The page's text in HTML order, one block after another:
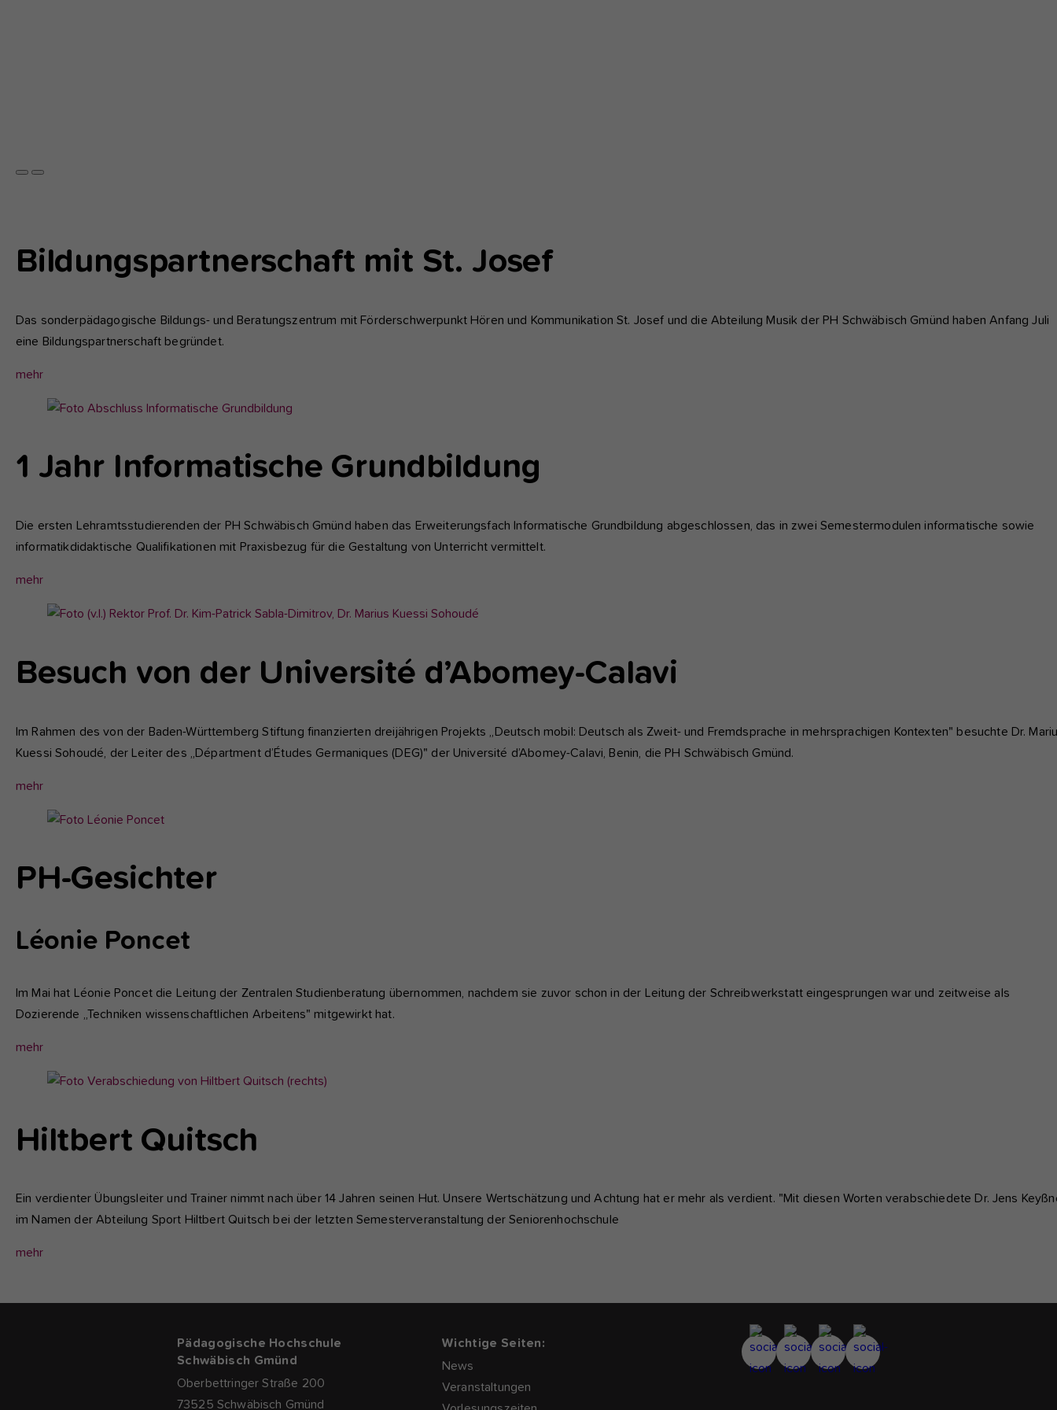
Previous
Next
Bildungspartnerschaft mit St. Josef
Das sonderpädagogische Bildungs- und Beratungszentrum mit Förderschwerpunkt Hören und Kommunikation St. Josef und die Abteilung Musik der PH Schwäbisch Gmünd haben Anfang Juli
eine Bildungspartnerschaft begründet.
mehr
Show
for:
1 Jahr Informatische Grundbildung
Die ersten Lehramtsstudierenden der PH Schwäbisch Gmünd haben das Erweiterungsfach Informatische Grundbildung abgeschlossen, das in zwei Semestermodulen informatische sowie
informatikdidaktische Qualifikationen mit Praxisbezug für die Gestaltung von Unterricht vermittelt.
mehr
Show
for:
Besuch von der Université d’Abomey-Calavi
Im Rahmen des von der Baden-Württemberg Stiftung finanzierten dreijährigen Projekts „Deutsch mobil: Deutsch als Zweit- und Fremdsprache in mehrsprachigen Kontexten" besuchte Dr.
Kuessi Sohoudé, der Leiter des „Départment d’Études Germaniques (DEG)" der Université d’Abomey-Calavi, Benin, die PH Schwäbisch Gmünd.
mehr
Show
for:
PH-Gesichter
Léonie Poncet
Im Mai hat Léonie Poncet die Leitung der Zentralen Studienberatung übernommen, nachdem sie zuvor schon in der Leitung der Schreibwerkstatt eingesprungen war und zeitweise als
Dozierende „Techniken wissenschaftlichen Arbeitens" mitgewirkt hat.
mehr
Show
Hiltbert Quitsch
Ein verdienter Übungsleiter und Trainer nimmt nach über 14 Jahren seinen Hut. Unsere Wertschätzung und Achtung hat er mehr als verdient. "Mit diesen Worten verabschiedete Dr. Jens
im Namen der Abteilung Sport Hiltbert Quitsch bei der letzten Semesterveranstaltung der Seniorenhochschule
mehr
Pädagogische Hochschule
Schwäbisch Gmünd
Oberbettringer Straße 200
73525 Schwäbisch Gmünd
Wichtige Seiten:
News
Veranstaltungen